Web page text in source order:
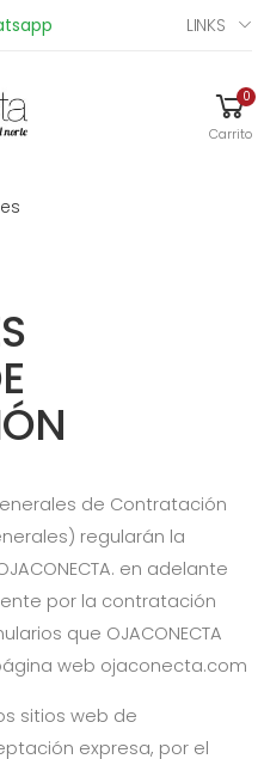
LINKS
0
Carrito
de Contratación
regularán la
. en adelante
por la contratación
que OJACONECTA
web ojaconecta.com
sitios web de
expresa, por el